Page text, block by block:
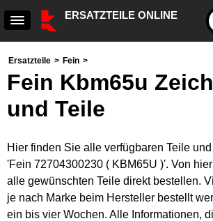
ERSATZTEILE ONLINE
Ersatzteile > Fein >
Fein Kbm65u
und Teile
Hier finden Sie alle verfügbaren Teile
'Fein 72704300230 ( KBM65U )'. Von
alle gewünschten Teile direkt bestellen.
je nach Marke beim Hersteller bestellt
ein bis vier Wochen. Alle Informationen,